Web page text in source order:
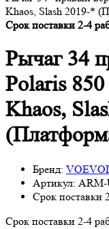
Khaos, Slash 2019-*
Срок поставки 2-4
Рычаг 34
Polaris
Khaos,
Бренд:
Артикул: ARM-
Срок поставки
Срок поставки 2-4